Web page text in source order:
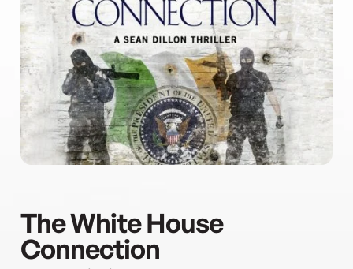
The White House
Connection